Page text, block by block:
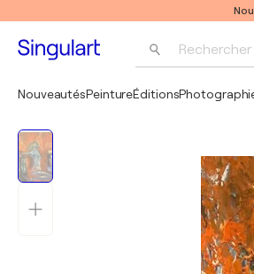
Rechercher
NouveautésPeintureÉditions